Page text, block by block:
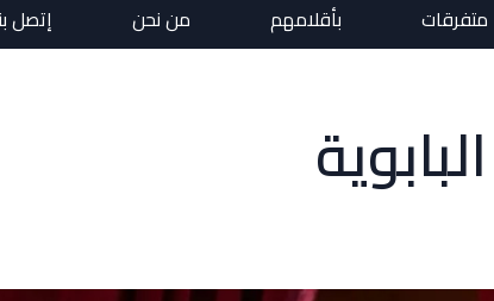
متفرقات بأقلامهم من نحن إتصل